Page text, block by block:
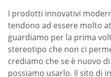
I prodotti innovativi
tendono ad essere molto
guardiamo per la prima
stereotipo che non ci
crediamo che se è nuovo
possiamo usarlo. Il sito di